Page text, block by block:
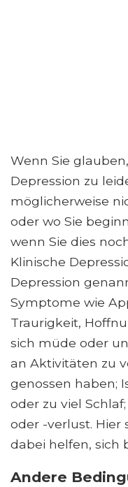
Wenn Sie
Depression zu
möglicherweise
oder wo Sie
wenn Sie dies
Klinische
Depression
Symptome wie
Traurigkeit,
sich müde oder
an Aktivitäten zu
genossen haben;
oder zu viel
oder -verlust. Hier
dabei helfen, sich
Andere